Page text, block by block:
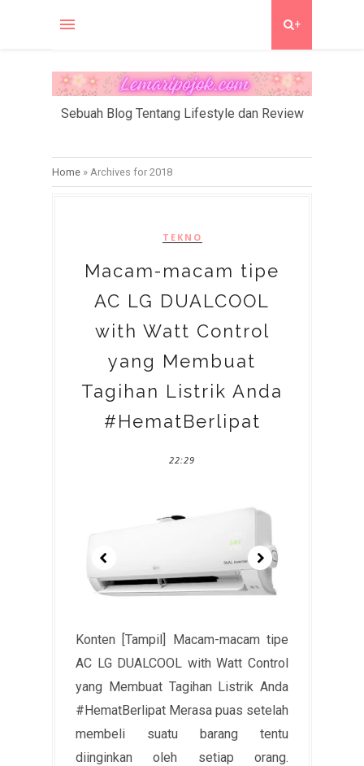
+
Sebuah Blog Tentang Lifestyle dan Review
Home » Archives for 2018
TEKNO
Macam-macam tipe
AC LG DUALCOOL
with Watt Control
yang Membuat
Tagihan Listrik Anda
#HematBerlipat
22:29
Konten [Tampil] Macam-macam tipe
AC LG DUALCOOL with Watt Control
yang Membuat Tagihan Listrik Anda
#HematBerlipat Merasa puas setelah
membeli suatu barang tentu
diinginkan oleh setiap orang.